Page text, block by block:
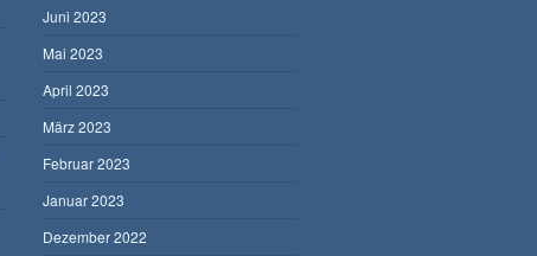
Juni 2023
Mai 2023
April 2023
März 2023
Februar 2023
Januar 2023
Dezember 2022